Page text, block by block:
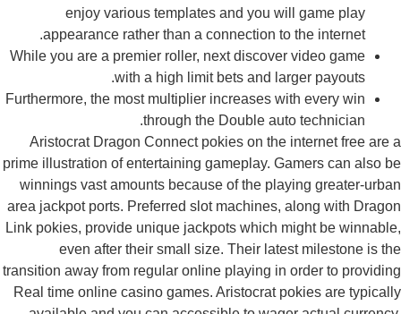
enjoy various templates and you will game play
appearance rather than a connection to the internet.
While you are a premier roller, next discover video game
with a high limit bets and larger payouts.
Furthermore, the most multiplier increases with every win
through the Double auto technician.
Aristocrat Dragon Connect pokies on the internet free are
prime illustration of entertaining gameplay. Gamers can also
winnings vast amounts because of the playing greater-
area jackpot ports. Preferred slot machines, along with
Link pokies, provide unique jackpots which might be
even after their small size. Their latest milestone is
transition away from regular online playing in order to
Real time online casino games. Aristocrat pokies are